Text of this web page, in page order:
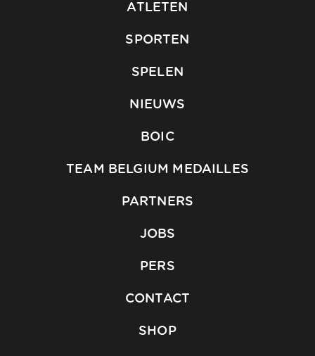
ATLETEN
SPORTEN
SPELEN
NIEUWS
BOIC
TEAM BELGIUM MEDAILLES
PARTNERS
JOBS
PERS
CONTACT
SHOP